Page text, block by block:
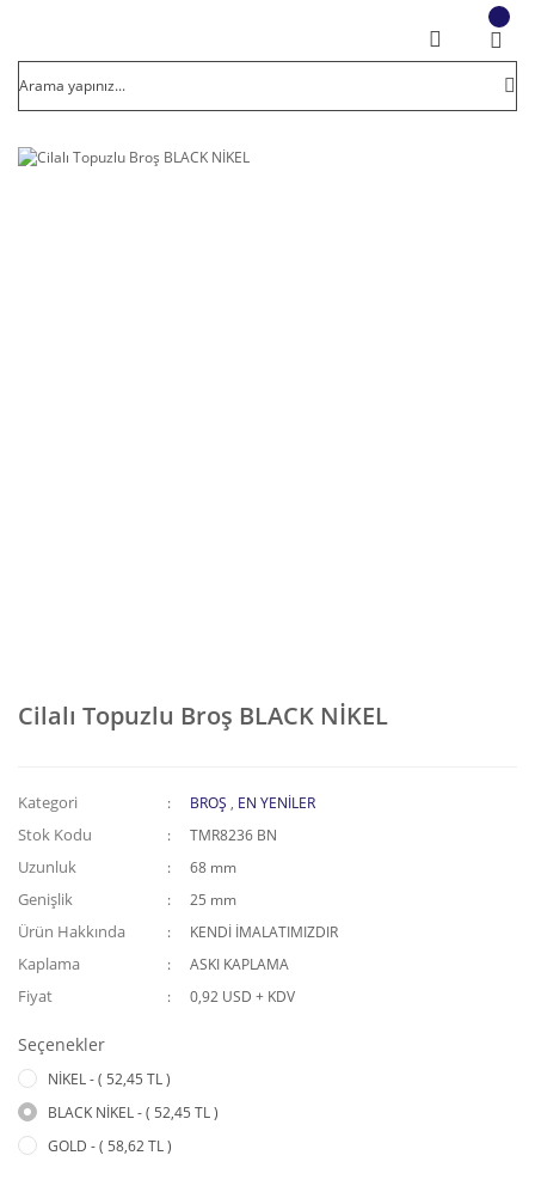
Cilalı Topuzlu Broş BLACK NİKEL
Kategori BROŞ , EN YENİLER
Stok Kodu TMR8236 BN
Uzunluk 68 mm
Genişlik 25 mm
Ürün Hakkında KENDİ İMALATIMIZDIR
Kaplama ASKI KAPLAMA
Fiyat 0,92 USD + KDV
Seçenekler
NİKEL - ( 52,45 TL )
BLACK NİKEL - ( 52,45 TL )
GOLD - ( 58,62 TL )